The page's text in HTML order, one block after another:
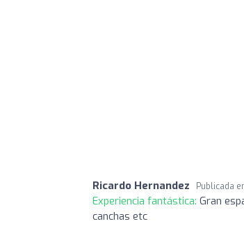
Ricardo Hernandez Publicada
Experiencia fantástica: Gran
canchas etc